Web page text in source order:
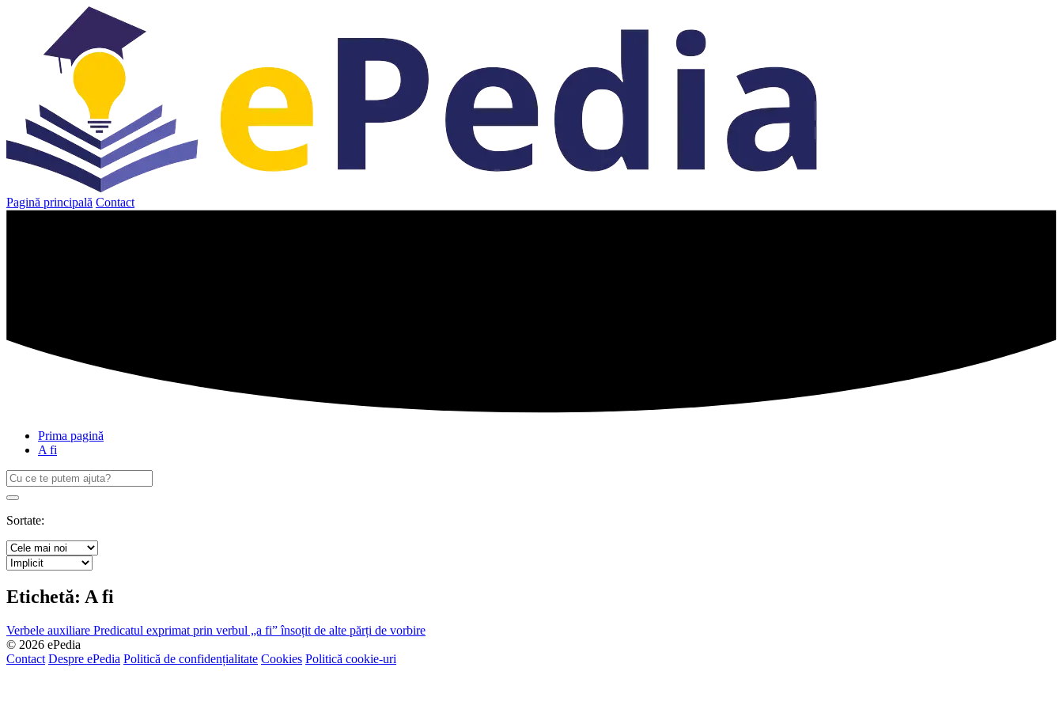
Pagină principală Contact
Prima pagină
A fi
Caută
după:
Search
Sortate:
Etichetă: A fi
Verbele auxiliare Predicatul exprimat prin verbul „a fi” însoțit de alte părți de vorbire
© 2026 ePedia
Contact Despre ePedia Politică de confidențialitate Cookies Politică cookie-uri